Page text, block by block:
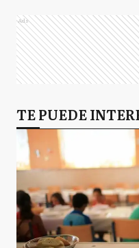
Ads
TE PUEDE